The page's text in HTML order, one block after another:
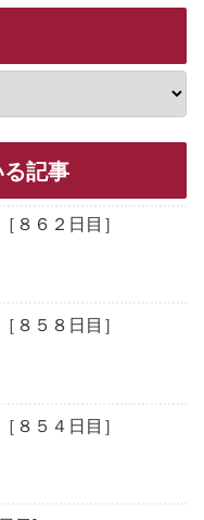
記事
８６２日目］
８５８日目］
８５４日目］